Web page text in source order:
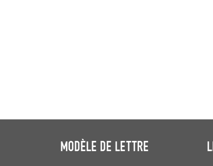
MODÈLE DE LETTRE